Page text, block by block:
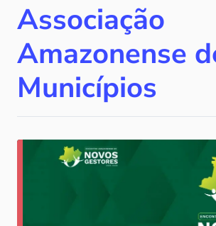
Notícias
Associação
Amazonense
Municípios